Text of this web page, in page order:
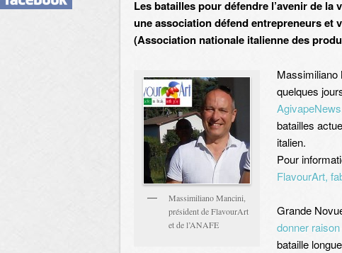
Les batailles pour défendre l’avenir de
une association défend entrepreneurs et
(Association nationale italienne des
Massimiliano Mancini,
président de FlavourArt
et de l’ANAFE
Massimiliano
quelques
AgivapeNews
batailles
italien.
Pour
FlavourArt,
Grande
donner
bataille